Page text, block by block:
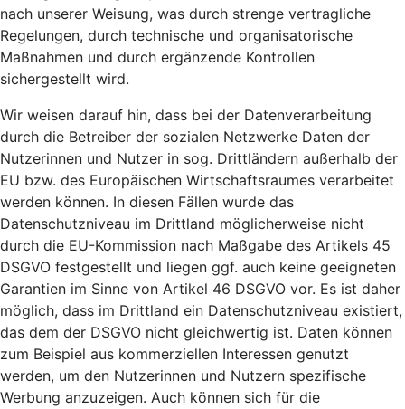
nach unserer Weisung, was durch strenge vertragliche
Regelungen, durch technische und organisatorische
Maßnahmen und durch ergänzende Kontrollen
sichergestellt wird.
Wir weisen darauf hin, dass bei der Datenverarbeitung
durch die Betreiber der sozialen Netzwerke Daten der
Nutzerinnen und Nutzer in sog. Drittländern außerhalb der
EU bzw. des Europäischen Wirtschaftsraumes verarbeitet
werden können. In diesen Fällen wurde das
Datenschutzniveau im Drittland möglicherweise nicht
durch die EU-Kommission nach Maßgabe des Artikels 45
DSGVO festgestellt und liegen ggf. auch keine geeigneten
Garantien im Sinne von Artikel 46 DSGVO vor. Es ist daher
möglich, dass im Drittland ein Datenschutzniveau existiert,
das dem der DSGVO nicht gleichwertig ist. Daten können
zum Beispiel aus kommerziellen Interessen genutzt
werden, um den Nutzerinnen und Nutzern spezifische
Werbung anzuzeigen. Auch können sich für die